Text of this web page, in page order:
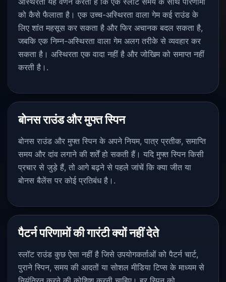
को कैसे फैलाता है। एक उच्च-अस्थिरता वाला गेम कई राउंड के
लिए शांत महसूस कर सकता है और फिर अचानक बदल सकता है,
जबकि एक निम्न-अस्थिरता वाला गेम अलग तरीके से व्यवहार कर
सकता है। अस्थिरता एक वादा नहीं है और जोखिम को समाप्त नहीं
करती है।.
बोनस राउंड और मुफ्त स्पिन
बोनस राउंड और मुफ्त स्पिन के अपने नियम, पात्र प्रतीक, समाप्ति
समय और दांव लगाने की शर्तें हो सकती हैं। यदि मुफ्त स्पिन किसी
प्रचार से जुड़े हैं, तो आगे बढ़ने से पहले जांचें कि क्या जीत या
बोनस बैलेंस पर कोई प्रतिबंध है।.
पैटर्न परिणामों की गारंटी क्यों नहीं देते
स्लॉट राउंड कुछ ऐसा नहीं है जिसे उपयोगकर्ताओं को पैटर्न चार्ट,
पुराने स्पिन, समय की आदतों या सोशल मीडिया टिप्स के माध्यम से